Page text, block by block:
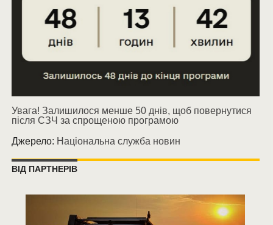
Увага! Залишилося менше 50 днів, щоб повернутися
після СЗЧ за спрощеною програмою
Джерело: Національна служба новин
ВІД ПАРТНЕРІВ